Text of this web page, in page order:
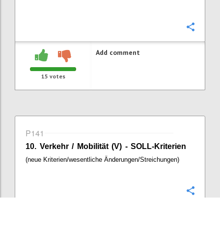
15 votes
Add comment
P141
10. Verkehr / Mobilität (V) - SOLL-Kriterien
(neue Kriterien/wesentliche Änderungen/Streichungen)